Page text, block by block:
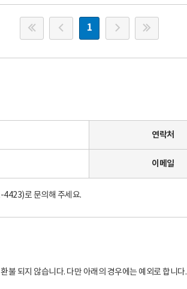
1
연락처
이메일
로 문의해 주세요.
불 되지 않습니다. 다만 아래의 경우에는 예외로 합니다.